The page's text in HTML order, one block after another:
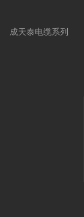
成天泰电缆系列